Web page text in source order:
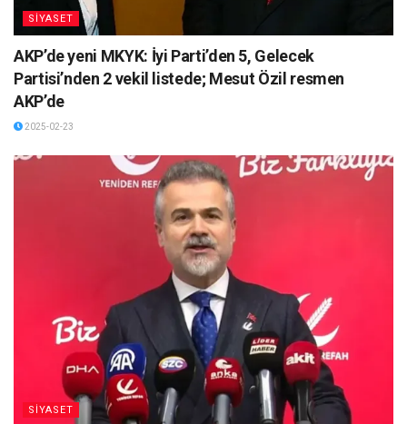
SİYASET
AKP’de yeni MKYK: İyi Parti’den 5, Gelecek
Partisi’nden 2 vekil listede; Mesut Özil resmen
AKP’de
2025-02-23
SİYASET